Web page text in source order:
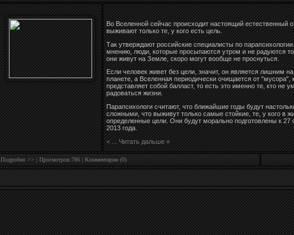
Во Вселенной сейчас происходит настоящий естественный
выживают только те, у кого есть цель.
Так утверждают российские специалисты по
мнению, люди, которые просыпаются утром и не радуются
они живут на Земле, скоро могут вообще не проснуться.
Если человек живет без цели, значит, он является лишним
планете, а Вселенная периодически очищается от "мусора",
представляет собой балласт, то есть это именно те, кто не
радоваться жизни.
Парапсихологи считают, что ближайшие годы будут
сложными, что выживут только самые стойкие, те, у кого в
определенные цели. Они будут морально подготовлены к 27
2013 года.
<...Читать дальше »
Подробно >> | Просмотров:786 | Комментарии (0)